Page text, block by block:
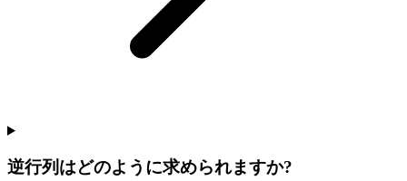
逆行列はどのように求められますか?